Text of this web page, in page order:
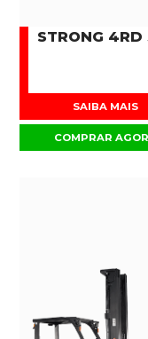
STRONG 4RD
SAIBA MAIS
COMPRAR